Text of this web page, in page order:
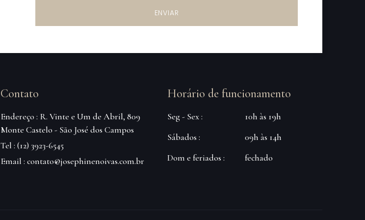
ENVIAR
Contato
Endereço : R. Vinte e Um de Abril, 809
Monte Castelo - São José dos Campos
Tel : (12) 3923-6545
Email : contato@josephinenoivas.com.br
Horário de funcionamento
Seg - Sex :
Sábados :
Dom e feriados :
10h às 19h
09h às 14h
fechado